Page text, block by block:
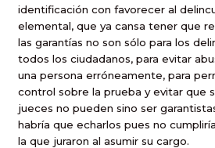
identificación con favorecer al
elemental, que ya cansa tener que
las garantías no son sólo para los
todos los ciudadanos, para evitar
una persona erróneamente, para
control sobre la prueba y evitar que
jueces no pueden sino ser
habría que echarlos pues no
la que juraron al asumir su cargo.